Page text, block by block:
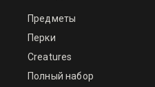
Предметы
Перки
Creatures
Полный набор